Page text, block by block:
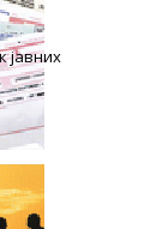
јавних